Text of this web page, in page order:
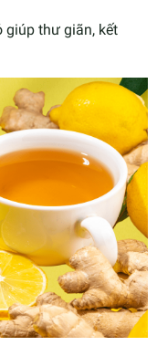
giúp thư giãn, kết